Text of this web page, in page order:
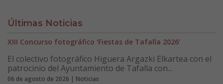
Últimas Noticias
XIII Concurso fotográfico ‘Fiestas de Tafalla 2026’
El colectivo fotográfico Higuera Argazki Elkartea con el
patrocinio del Ayuntamiento de Tafalla con...
06 de agosto de 2026 | Noticias